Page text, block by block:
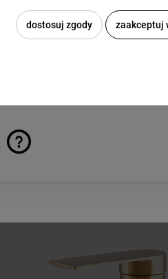
dostosuj zgody zaakceptuj